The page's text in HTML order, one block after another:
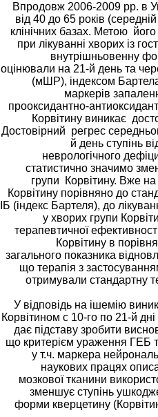
Впродовж 2006-2009 рр. в
від 40 до 65 років
клінічних базах. Метою
при лікуванні хворих із
внутрішньовенну
оцінювали на 21-й день та
(мШР), індексом Бартела
маркерів
прооксидантно-
Корвітину виникає
Достовірний регрес
й день ступінь
неврологічного
статистично значимо
групи Корвітину. Вже
Корвітину порівняно до
ІБ (індекс Бартеля), до
у хворих групи
терапевтичної
Корвітину в
загального показника
що терапія з
отримували стандартну
У відповідь на ішемію
Корвітином с 10-го по 21-й
дає підставу зробити
що критерієм ураження ГЕБ
у т.ч. маркера
наукових працях
мозкової тканини
зменшує ступінь
форми кверцетину